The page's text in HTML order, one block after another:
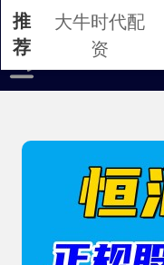
推
荐
大牛时代配
资